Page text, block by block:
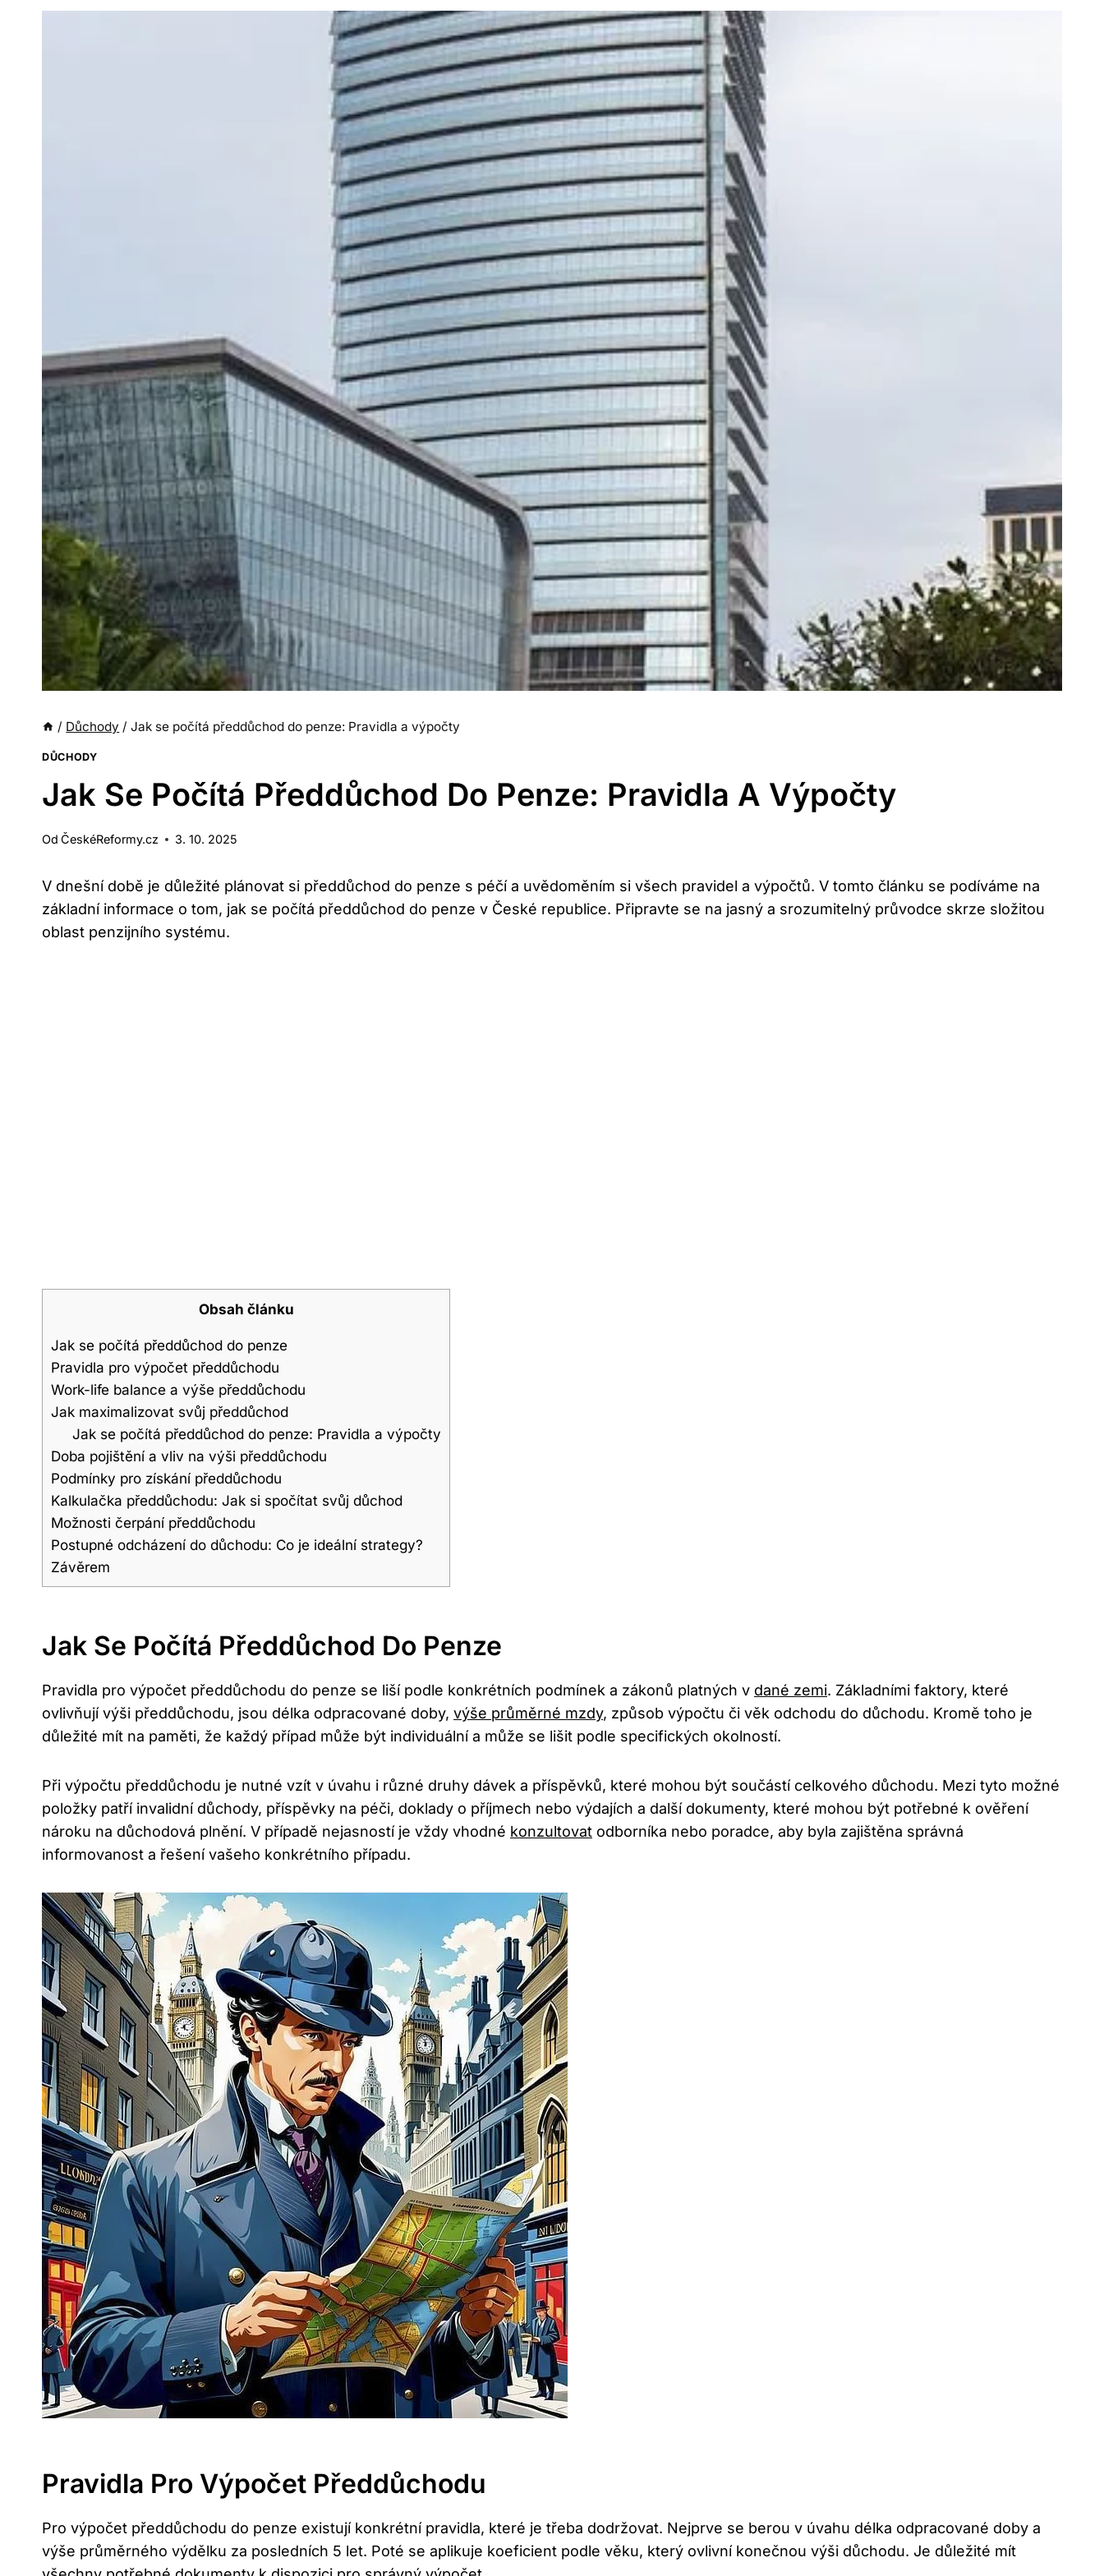
/ Důchody / Jak se počítá předdůchod do penze: Pravidla a výpočty
DŮCHODY
Jak Se Počítá Předdůchod Do Penze: Pravidla A Výpočty
Od ČeskéReformy.cz 3. 10. 2025
V ‌dnešní době je důležité plánovat⁤ si předdůchod do penze s péčí⁢ a uvědoměním si všech pravidel a výpočtů. V‍ tomto článku se ⁤podíváme ⁣na
základní informace​ o tom, jak se počítá předdůchod do ⁢penze v České republice. Připravte se na jasný a srozumitelný průvodce skrze složitou
oblast‍ penzijního⁢ systému.
Obsah článku
Jak ⁢se počítá předdůchod do penze
Pravidla pro výpočet předdůchodu
Work-life‌ balance ⁤a⁣ výše předdůchodu
Jak⁢ maximalizovat svůj předdůchod
Jak se počítá předdůchod do penze: Pravidla a výpočty
Doba pojištění​ a vliv‍ na výši ​předdůchodu
Podmínky pro získání předdůchodu
Kalkulačka předdůchodu: Jak si ⁢spočítat svůj ​důchod
Možnosti čerpání ‌předdůchodu
Postupné odcházení do důchodu: Co je ideální ‌strategy?
Závěrem
Jak ⁢se Počítá Předdůchod Do Penze
Pravidla pro ⁢výpočet předdůchodu do penze se liší podle konkrétních podmínek a zákonů platných‌ v dané zemi. Základními faktory, které
ovlivňují‌ výši předdůchodu, jsou ⁤délka odpracované doby, výše průměrné‌ mzdy, ‍způsob výpočtu či věk odchodu do důchodu. Kromě toho je
⁣důležité mít na paměti, že každý případ může⁤ být individuální‌ a může ⁤se lišit podle specifických‍ okolností.
Při⁣ výpočtu předdůchodu je nutné vzít v úvahu‍ i⁢ různé druhy dávek a příspěvků, které mohou ‍být součástí celkového důchodu. Mezi ‌tyto možné
položky patří invalidní důchody, příspěvky na péči, ⁤doklady o⁢ příjmech nebo‌ výdajích a další dokumenty, které mohou​ být potřebné ⁤k ověření
nároku​ na⁣ důchodová plnění. V ⁣případě nejasností je vždy vhodné konzultovat odborníka nebo poradce, aby byla ⁢zajištěna správná
⁢informovanost a řešení ‌vašeho konkrétního případu.
Pravidla Pro Výpočet Předdůchodu
Pro výpočet předdůchodu do ⁤penze existují konkrétní ⁤pravidla, které​ je třeba dodržovat. Nejprve ⁢se berou⁤ v úvahu délka odpracované doby a
výše průměrného výdělku za ​posledních 5 ⁢let.​ Poté se aplikuje koeficient podle věku, který ovlivní konečnou⁢ výši důchodu. Je důležité mít